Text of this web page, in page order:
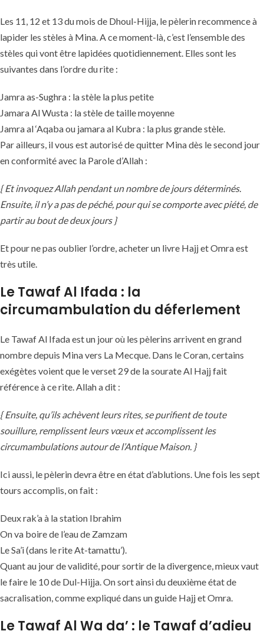
Les 11, 12 et 13 du mois de Dhoul-Hijja, le pèlerin recommence à
lapider les stèles à Mina. A ce moment-là, c’est l’ensemble des
stèles qui vont être lapidées quotidiennement. Elles sont les
suivantes dans l’ordre du rite :
Jamra as-Sughra : la stèle la plus petite
Jamara Al Wusta : la stèle de taille moyenne
Jamra al ‘Aqaba ou jamara al Kubra : la plus grande stèle.
Par ailleurs, il vous est autorisé de quitter Mina dès le second jour
en conformité avec la Parole d’Allah :
{ Et invoquez Allah pendant un nombre de jours déterminés.
Ensuite, il n’y a pas de péché, pour qui se comporte avec piété, de
partir au bout de deux jours }
Et pour ne pas oublier l’ordre, acheter un livre Hajj et Omra est
très utile.
Le Tawaf Al Ifada : la
circumambulation du déferlement
Le Tawaf Al Ifada est un jour où les pèlerins arrivent en grand
nombre depuis Mina vers La Mecque. Dans le Coran, certains
exégètes voient que le verset 29 de la sourate Al Hajj fait
référence à ce rite. Allah a dit :
{ Ensuite, qu’ils achèvent leurs rites, se purifient de toute
souillure, remplissent leurs vœux et accomplissent les
circumambulations autour de l’Antique Maison. }
Ici aussi, le pèlerin devra être en état d’ablutions. Une fois les sept
tours accomplis, on fait :
Deux rak’a à la station Ibrahim
On va boire de l’eau de Zamzam
Le Sa’i (dans le rite At-tamattu’).
Quant au jour de validité, pour sortir de la divergence, mieux vaut
le faire le 10 de Dul-Hijja. On sort ainsi du deuxième état de
sacralisation, comme expliqué dans un guide Hajj et Omra.
Le Tawaf Al Wa da’ : le Tawaf d’adieu